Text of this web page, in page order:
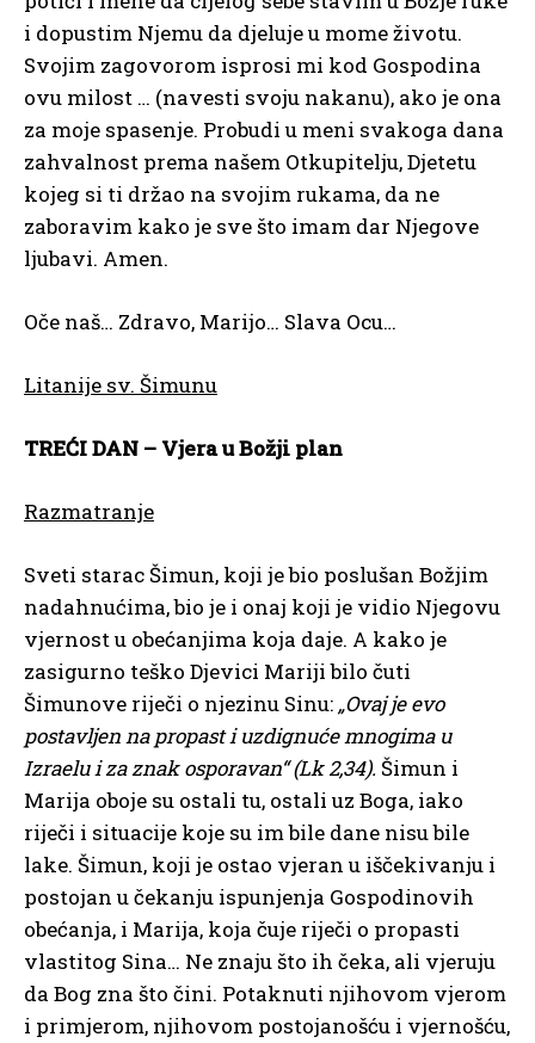
i dopustim Njemu da djeluje u mome životu.
Svojim zagovorom isprosi mi kod Gospodina
ovu milost … (navesti svoju nakanu), ako je ona
za moje spasenje. Probudi u meni svakoga dana
zahvalnost prema našem Otkupitelju, Djetetu
kojeg si ti držao na svojim rukama, da ne
zaboravim kako je sve što imam dar Njegove
ljubavi. Amen.
Oče naš… Zdravo, Marijo… Slava Ocu…
Litanije sv. Šimunu
TREĆI DAN – Vjera u Božji plan
Razmatranje
Sveti starac Šimun, koji je bio poslušan Božjim
nadahnućima, bio je i onaj koji je vidio Njegovu
vjernost u obećanjima koja daje. A kako je
zasigurno teško Djevici Mariji bilo čuti
Šimunove riječi o njezinu Sinu: „Ovaj je evo
postavljen na propast i uzdignuće mnogima u
Izraelu i za znak osporavan“ (Lk 2,34). Šimun i
Marija oboje su ostali tu, ostali uz Boga, iako
riječi i situacije koje su im bile dane nisu bile
lake. Šimun, koji je ostao vjeran u iščekivanju i
postojan u čekanju ispunjenja Gospodinovih
obećanja, i Marija, koja čuje riječi o propasti
vlastitog Sina… Ne znaju što ih čeka, ali vjeruju
da Bog zna što čini. Potaknuti njihovom vjerom
i primjerom, njihovom postojanošću i vjernošću,